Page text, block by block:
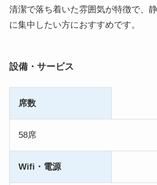
清潔で落ち着いた雰囲気が特徴で、
に集中したい方におすすめです。
設備・サービス
席数
58席
Wifi・電源